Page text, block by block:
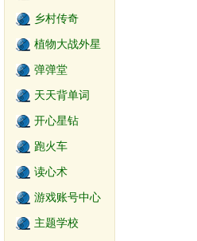
乡村传奇
植物大战外星
弹弹堂
天天背单词
开心星钻
跑火车
读心术
游戏账号中心
主题学校